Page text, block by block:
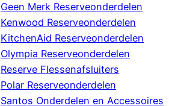
Geen Merk Reserveonderdelen
Kenwood Reserveonderdelen
KitchenAid Reserveonderdelen
Olympia Reserveonderdelen
Reserve Flessenafsluiters
Polar Reserveonderdelen
Santos Onderdelen en Accessoires